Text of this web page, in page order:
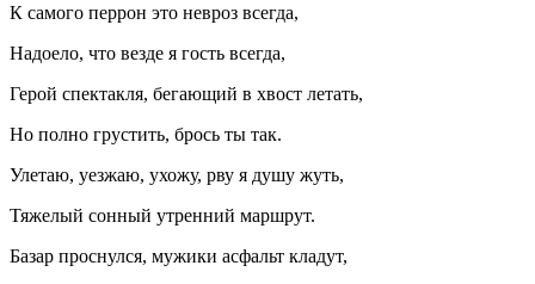
К самого перрон это невроз всегда,
Надоело, что везде я гость всегда,
Герой спектакля, бегающий в хвост летать,
Но полно грустить, брось ты так.
Улетаю, уезжаю, ухожу, рву я душу жуть,
Тяжелый сонный утренний маршрут.
Базар проснулся, мужики асфальт кладут,